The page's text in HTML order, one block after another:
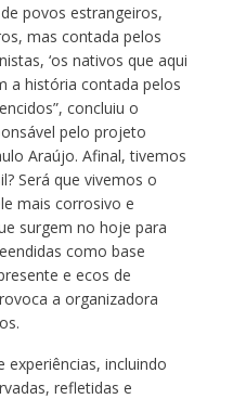
povos estrangeiros,
mas contada pelos
‘os nativos que aqui
a história contada pelos
concluiu o
pelo projeto
Araújo. Afinal, tivemos
Será que vivemos o
mais corrosivo e
surgem no hoje para
como base
e ecos de
a organizadora
incluindo
refletidas e